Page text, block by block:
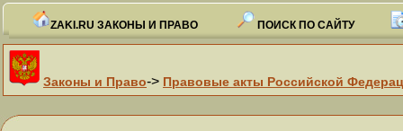
ZAKI.RU ЗАКОНЫ И ПРАВО ПОИСК ПО САЙТУ
Законы и Право-> Правовые акты Российской